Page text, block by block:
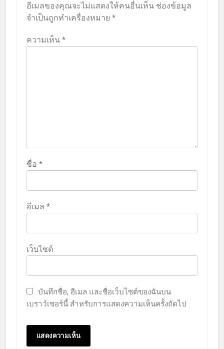
อีเมลของคุณจะไม่แสดงให้คนอื่นเห็น ช่องข้อมูล
จำเป็นถูกทำเครื่องหมาย *
ความเห็น *
ชื่อ *
อีเมล *
เว็บไซต์
บันทึกชื่อ, อีเมล และชื่อเว็บไซต์ของฉันบน
เบราว์เซอร์นี้ สำหรับการแสดงความเห็นครั้งถัดไป